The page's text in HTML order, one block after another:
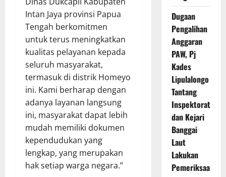
Intan Jaya provinsi Papua
Tengah berkomitmen
untuk terus meningkatkan
kualitas pelayanan kepada
seluruh masyarakat,
termasuk di distrik Homeyo
ini. Kami berharap dengan
adanya layanan langsung
ini, masyarakat dapat lebih
mudah memiliki dokumen
kependudukan yang
lengkap, yang merupakan
hak setiap warga negara.”
Dugaan
Pengalihan
Anggaran
PAW, Pj
Kades
Lipulalongo
Tantang
Inspektorat
dan Kejari
Banggai
Laut
Lakukan
Pemeriksaa